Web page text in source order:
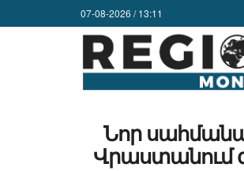
07-08-2026 / 13:11
Նոր
Վրաստանում